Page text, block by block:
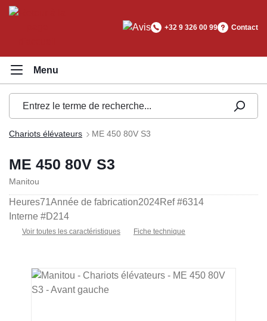
principal
+32 9 326 00 99 Contact
Chariots élévateurs ME 450 80V S3
ME 450 80V S3
Manitou
Heures71Année de fabrication2024Ref #6314
Interne #D214
Voir toutes les caractéristiques Fiche technique
Ignorer la galerie d'images